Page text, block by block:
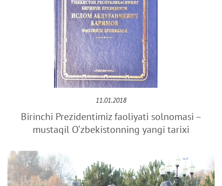
11.01.2018
Birinchi Prezidentimiz faoliyati solnomasi –
mustaqil O‘zbekistonning yangi tarixi